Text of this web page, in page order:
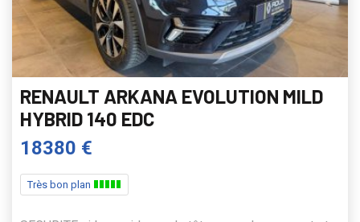
RENAULT ARKANA EVOLUTION MILD
HYBRID 140 EDC
18380 €
Très bon plan